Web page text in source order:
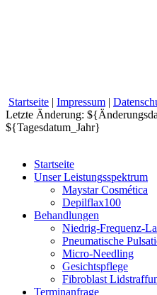
Startseite | Impressum |
Letzte Änderung:
${Tagesdatum_Jahr}
Startseite
Unser Leistungsspektrum
Maystar Cosmética
Depilflax100
Behandlungen
Niedrig-Frequenz-
Pneumatische
Micro-Needling
Gesichtspflege
Fibroblast
Terminanfrage